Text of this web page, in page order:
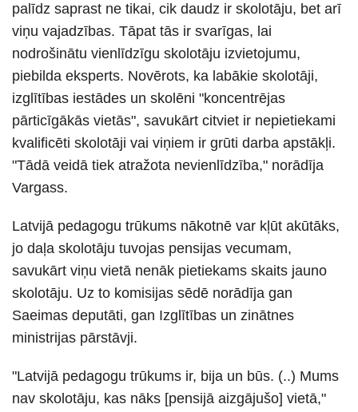
palīdz saprast ne tikai, cik daudz ir skolotāju, bet arī
viņu vajadzības. Tāpat tās ir svarīgas, lai
nodrošinātu vienlīdzīgu skolotāju izvietojumu,
piebilda eksperts. Novērots, ka labākie skolotāji,
izglītības iestādes un skolēni "koncentrējas
pārticīgākās vietās", savukārt citviet ir nepietiekami
kvalificēti skolotāji vai viņiem ir grūti darba apstākļi.
"Tādā veidā tiek atražota nevienlīdzība," norādīja
Vargass.
Latvijā pedagogu trūkums nākotnē var kļūt akūtāks,
jo daļa skolotāju tuvojas pensijas vecumam,
savukārt viņu vietā nenāk pietiekams skaits jauno
skolotāju. Uz to komisijas sēdē norādīja gan
Saeimas deputāti, gan Izglītības un zinātnes
ministrijas pārstāvji.
"Latvijā pedagogu trūkums ir, bija un būs. (..) Mums
nav skolotāju, kas nāks [pensijā aizgājušo] vietā,"